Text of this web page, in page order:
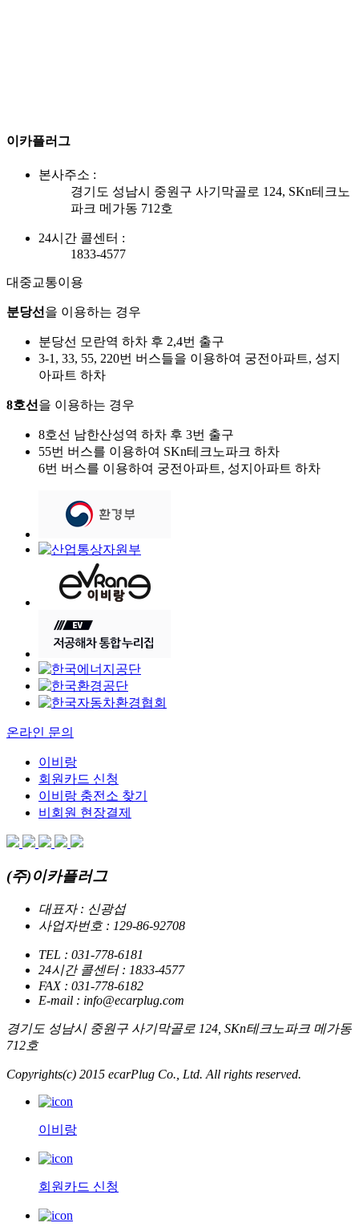
이카플러그
본사주소 :
경기도 성남시 중원구 사기막골로 124, SKn테크노
파크 메가동 712호
24시간 콜센터 :
1833-4577
대중교통이용
분당선 을 이용하는 경우
분당선 모란역 하차 후 2,4번 출구
3-1, 33, 55, 220번 버스들을 이용하여 궁전아파트, 성지
아파트 하차
8호선 을 이용하는 경우
8호선 남한산성역 하차 후 3번 출구
55번 버스를 이용하여 SKn테크노파크 하차
6번 버스를 이용하여 궁전아파트, 성지아파트 하차
온라인 문의
이비랑
회원카드 신청
이비랑 충전소 찾기
비회원 현장결제
(주)이카플러그
대표자 : 신광섭
사업자번호 : 129-86-92708
TEL : 031-778-6181
24시간 콜센터 : 1833-4577
FAX : 031-778-6182
E-mail : info@ecarplug.com
경기도 성남시 중원구 사기막골로 124, SKn테크노파크 메가동
712호
Copyrights(c) 2015 ecarPlug Co., Ltd. All rights reserved.
이비랑
회원카드 신청